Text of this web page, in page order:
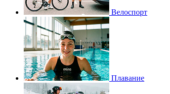
Велоспорт
Плавание